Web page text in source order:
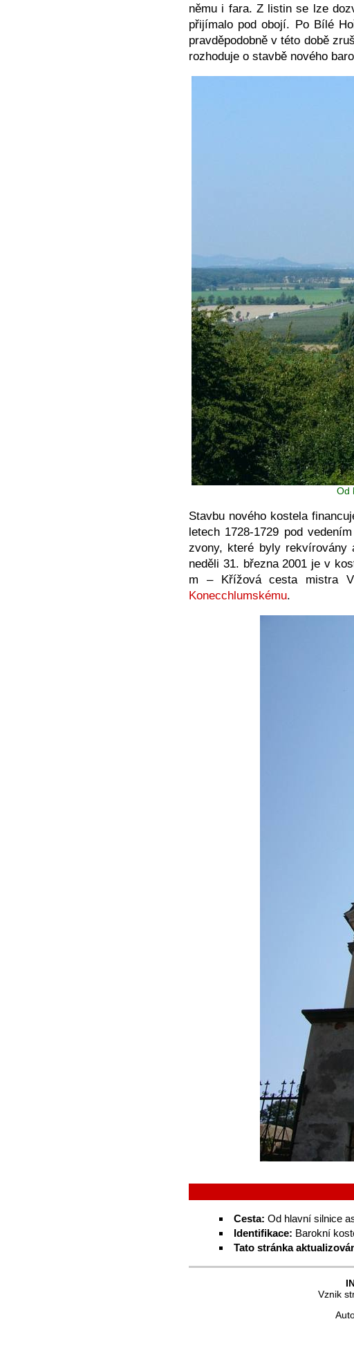
němu i fara. Z listin se lze
přijímalo pod obojí. Po Bílé
pravděpodobně v této době
rozhoduje o stavbě nového
Od
Stavbu nového kostela
letech 1728-1729 pod
zvony, které byly
neděli 31. března 2001 je v
m – Křížová cesta mistra
Konecchlumskému.
Cesta: Od hlavní silnice
Identifikace: Barokní
Tato stránka
Vznik